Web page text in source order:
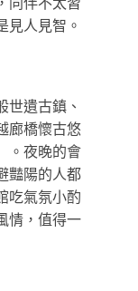
見人見智。
世遺古鎮、
廊橋懷古悠
。夜晚的會
豔陽的人都
吃氣氛小酌
情，值得一